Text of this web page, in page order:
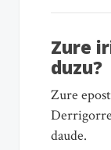
Zure
duzu?
Zure
daude.